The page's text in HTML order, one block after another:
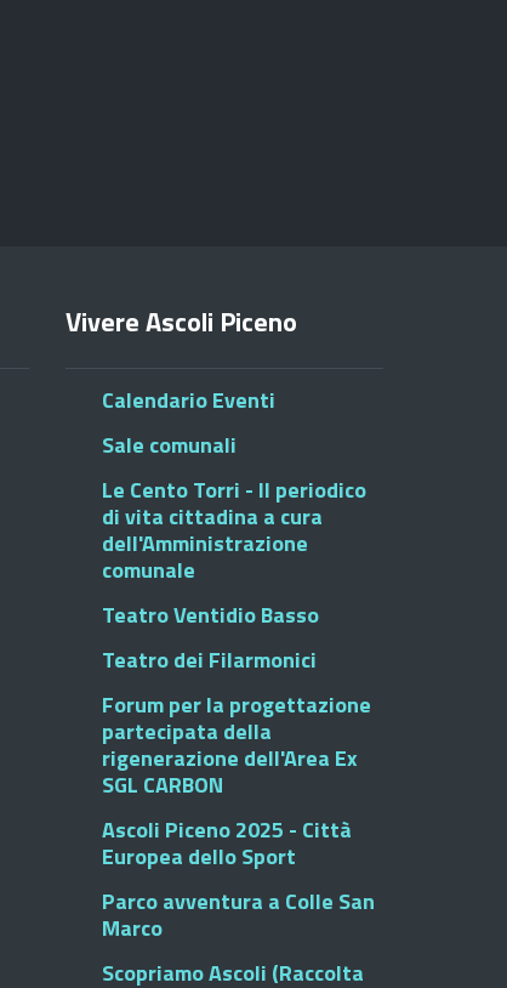
Vivere Ascoli Piceno
Calendario Eventi
Sale comunali
Le Cento Torri - Il periodico
di vita cittadina a cura
dell'Amministrazione
comunale
Teatro Ventidio Basso
Teatro dei Filarmonici
Forum per la progettazione
partecipata della
rigenerazione dell'Area Ex
SGL CARBON
Ascoli Piceno 2025 - Città
Europea dello Sport
Parco avventura a Colle San
Marco
Scopriamo Ascoli (Raccolta